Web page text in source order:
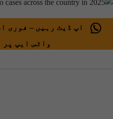
اپ ڈیٹ رہیں – فوری
واٹس ایپ پر